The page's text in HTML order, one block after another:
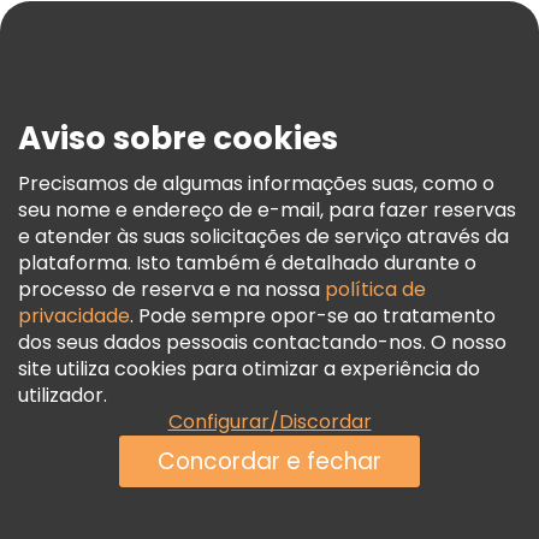
Termos E Informações Legais
Política De Cookies
Freetour Prémios
Programa De Fidelidade
Aviso sobre cookies
Precisamos de algumas informações suas, como o
seu nome e endereço de e-mail, para fazer reservas
e atender às suas solicitações de serviço através da
plataforma. Isto também é detalhado durante o
processo de reserva e na nossa política de
privacidade. Pode sempre opor-se ao tratamento
dos seus dados pessoais contactando-nos. O nosso
site utiliza cookies para otimizar a experiência do
utilizador.
Configurar/Discordar
Concordar e fechar